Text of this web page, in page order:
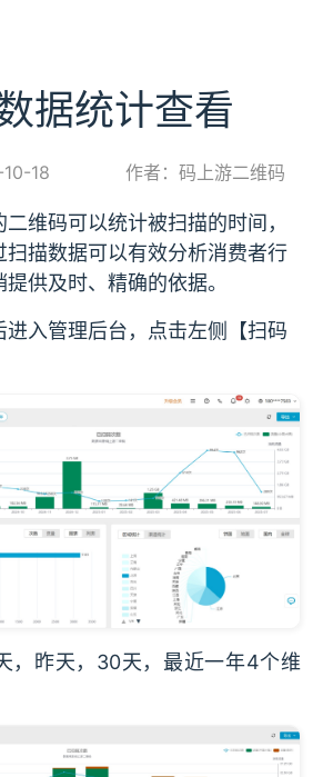
据统计查看
18 作者：码上游二维码
维码可以统计被扫描的时间，
扫描数据可以有效分析消费者行
供及时、精确的依据。
入管理后台，点击左侧【扫码
，昨天，30天，最近一年4个维